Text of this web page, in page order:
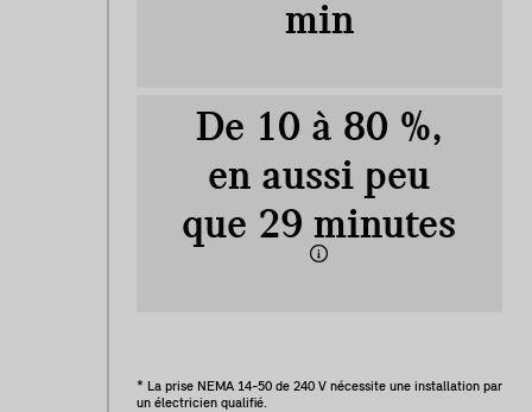
min
De 10 à 80 %,
en aussi peu
que 29 minutes
* La prise NEMA 14-50 de 240 V nécessite une installation par
un électricien qualifié.